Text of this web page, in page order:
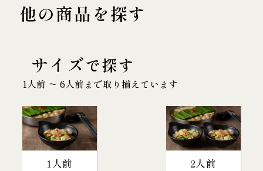
他の商品を探す
サイズで探す
1人前 〜 6人前まで取り揃えています
1人前 2人前